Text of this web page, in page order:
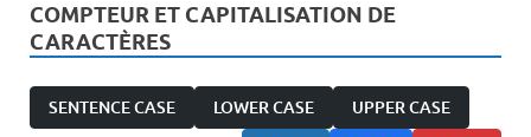
COMPTEUR ET CAPITALISATION DE
CARACTÈRES
SENTENCE CASE LOWER CASE UPPER CASE